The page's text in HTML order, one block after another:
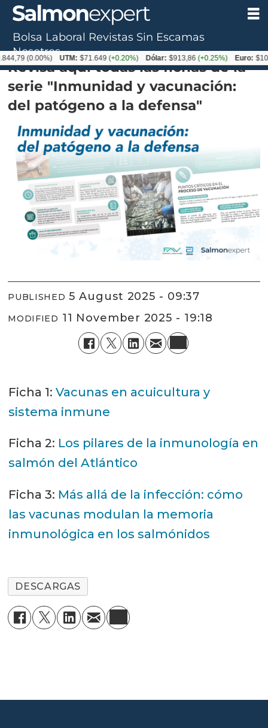
Descargas
Revisa aquí todas las fichas de la
serie "Inmunidad y vacunación:
del patógeno a la defensa"
PUBLISHED 5 August 2025 - 09:37
MODIFIED 11 November 2025 - 19:18
Ficha 1: Vacunas en acuicultura y
sistema inmune
Ficha 2: Los pilares de la inmunología en
salmón del Atlántico
Ficha 3: Más allá de la infección: cómo
las vacunas modulan la memoria
inmunológica en los salmónidos
DESCARGAS
Bolsa Laboral Revistas Sin Escamas
Nosotros
(0.00%) UTM: $71.649(+0.20%) Dólar: $913,86(+0.25%) Euro: